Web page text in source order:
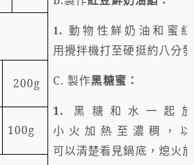
1. 動物性鮮奶油和蜜
用攪拌機打至硬挺約八分
C.製作黑糖蜜：
1.
黑糖和水一起
小火加熱至濃稠，
可以清楚看見鍋底，熄火
200g
100g